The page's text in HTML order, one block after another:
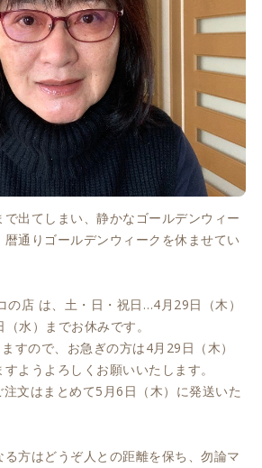
出てしまい、静かなゴールデンウィー
通りゴールデンウィークを休ませてい
の店 は、土・日・祝日…4月29日（木）
水）までお休みです。
すので、お急ぎの方は4月29日（木）
ようよろしくお願いいたします。
文はまとめて5月6日（木）に発送いた
方はどうぞ人との距離を保ち、勿論マ